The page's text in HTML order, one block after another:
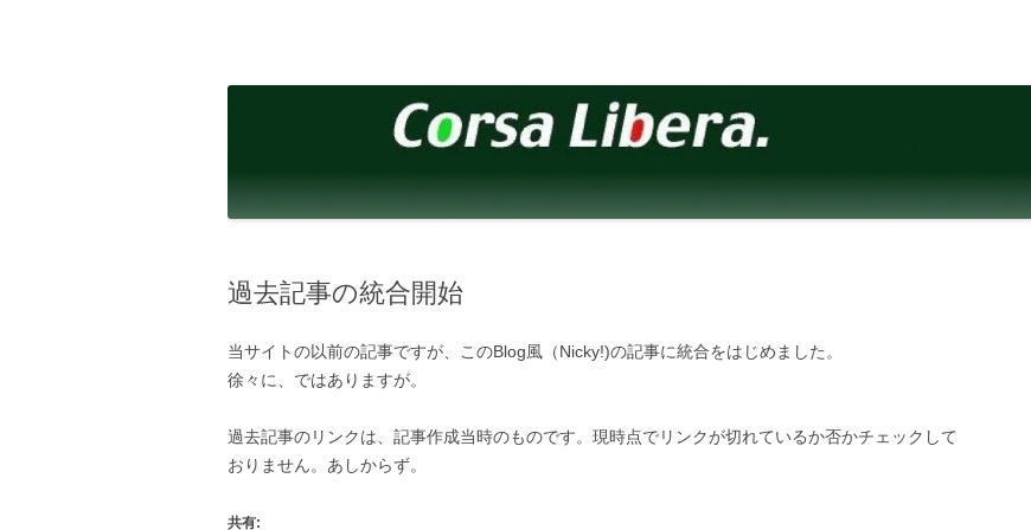
へ
過去記事の統合開始
当サイトの以前の記事ですが、このBlog風（Nicky!)の記事に統合をはじめました。
徐々に、ではありますが。
過去記事のリンクは、記事作成当時のものです。現時点でリンクが切れているか否かチェックして
おりません。あしからず。
共有: